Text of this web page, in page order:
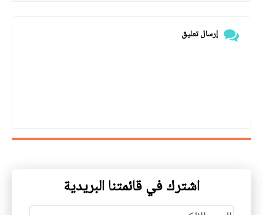
إرسال تعليق
اشترك في قائمتنا البريدية